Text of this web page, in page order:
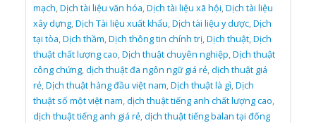
mạch,Dịch tài liệu văn hóa,Dịch tài liệu xã hội,Dịch tài liệu
xây dựng,Dịch Tài liệu xuất khẩu,Dịch tài liệu y dược,Dịch
tại tòa,Dịch thầm,Dịch thông tin chính trị,Dịch thuật,Dịch
thuật chất lượng cao,Dịch thuật chuyên nghiệp,Dịch thuật
công chứng,dịch thuật đa ngôn ngữ giá rẻ,dịch thuật giá
rẻ,Dịch thuật hàng đầu việt nam,Dịch thuật là gì,Dịch
thuật số một việt nam,dịch thuật tiếng anh chất lượng cao,
dịch thuật tiếng anh giá rẻ,dịch thuật tiếng balan tại đống